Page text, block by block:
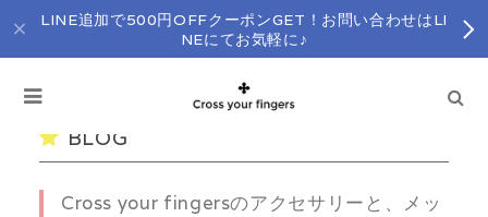
LINE追加で500円OFFクーポンGET！お問い合わせはLI
NEにてお気軽に♪
BLOG
Cross your fingersのアクセサリーと、メッ